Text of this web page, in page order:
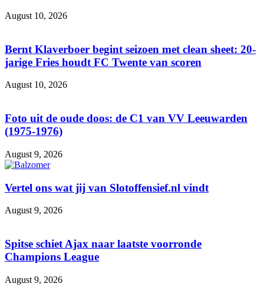
August 10, 2026
Bernt Klaverboer begint seizoen met clean sheet: 20-
jarige Fries houdt FC Twente van scoren
August 10, 2026
Foto uit de oude doos: de C1 van VV Leeuwarden
(1975-1976)
August 9, 2026
Vertel ons wat jij van Slotoffensief.nl vindt
August 9, 2026
Spitse schiet Ajax naar laatste voorronde
Champions League
August 9, 2026